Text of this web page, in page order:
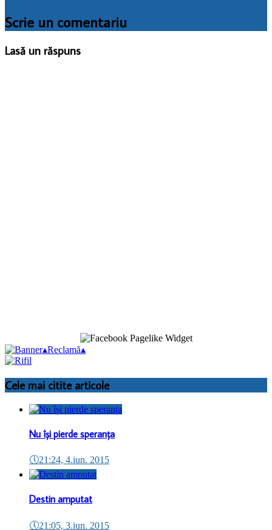
Scrie un comentariu
Lasă un răspuns
▴Reclamă▴
Cele mai citite articole
Nu își pierde speranța
🕔21:24, 4.iun. 2015
Destin amputat
🕔21:05, 3.iun. 2015